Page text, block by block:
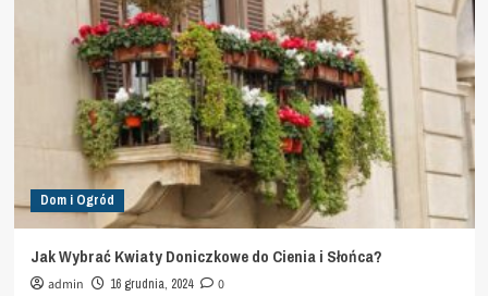
Dom i Ogród
Jak Wybrać Kwiaty Doniczkowe do Cienia i Słońca?
admin 16 grudnia, 2024 0